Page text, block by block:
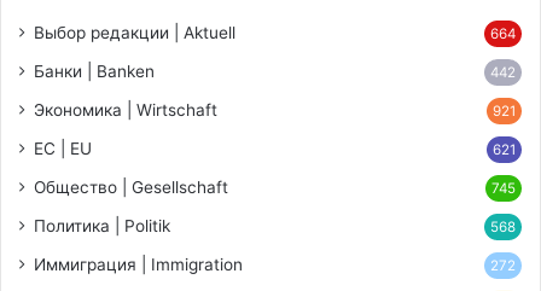
Выбор редакции | Aktuell 664
Банки | Banken 442
Экономика | Wirtschaft 921
ЕС | EU 621
Общество | Gesellschaft 745
Политика | Politik 568
Иммиграция | Immigration 272